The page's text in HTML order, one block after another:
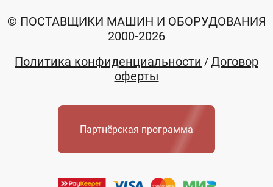
© ПОСТАВЩИКИ МАШИН И ОБОРУДОВАНИЯ
2000-2026
Политика конфиденциальности / Договор
оферты
Партнёрская программа